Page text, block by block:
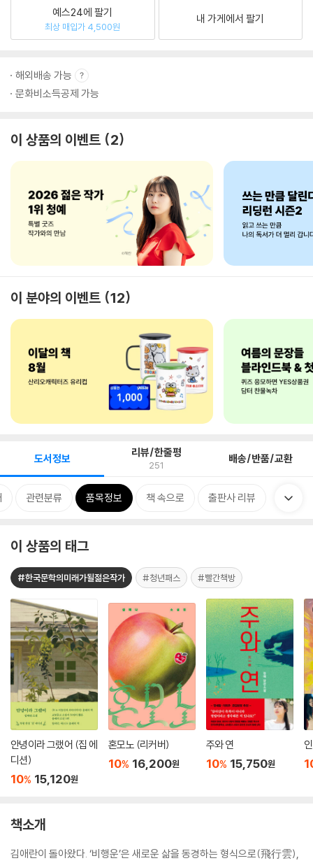
예스24에 팔기
최상 매입가 4,500원
내 가게에서 팔기
해외배송 가능
문화비소득공제 가능
이 상품의 이벤트 2
이 분야의 이벤트 12
도서정보 리뷰/한줄평
251 배송/반품/교환
관련분류 품목정보 책 속으로 출판사 리뷰
이 상품의 태그
#한국문학의미래가될젊은작가 #청년패스 #빨간책방
안녕이라 그랬어 (집 에
디션)
10% 15,120원
혼모노 (리커버)
10% 16,200원
주와 연
10% 15,750원
책소개
김애란이 돌아왔다. ‘비행운’은 새로운 삶을 동경하는 형식으로(飛行雲),